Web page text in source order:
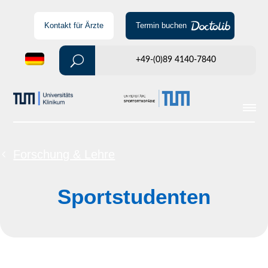
Kontakt für Ärzte Termin buchen
+49-(0)89 4140-7840
Sportstudenten